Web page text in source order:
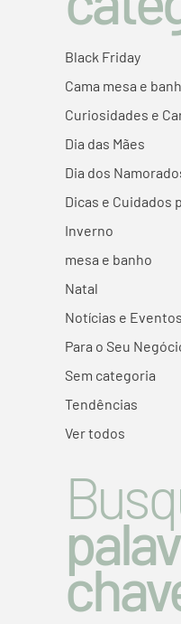
Black Friday
Cama mesa e
Curiosidades e
Dia das Mães
Dia dos
Dicas e Cuidados
Inverno
mesa e banho
Natal
Notícias e Eventos
Para o Seu
Sem categoria
Tendências
Ver todos